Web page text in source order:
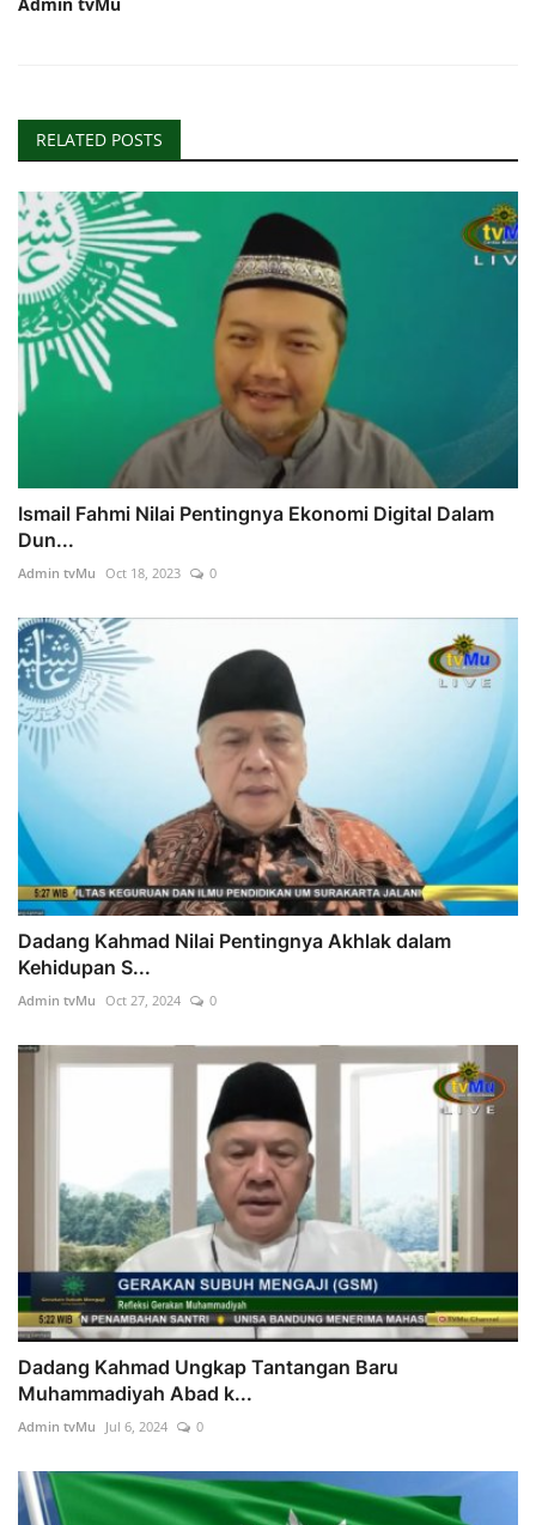
RELATED POSTS
Ismail Fahmi Nilai Pentingnya Ekonomi Digital Dalam
Dun...
Admin tvMu Oct 18, 2023 0
Dadang Kahmad Nilai Pentingnya Akhlak dalam
Kehidupan S...
Admin tvMu Oct 27, 2024 0
Dadang Kahmad Ungkap Tantangan Baru
Muhammadiyah Abad k...
Admin tvMu Jul 6, 2024 0